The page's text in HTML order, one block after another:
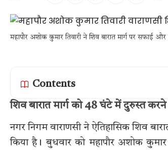
महापौर अशोक कुमार तिवारी ने शिव बारात मार्ग पर सफाई और
Contents
शिव बारात मार्ग को 48 घंटे में दुरुस्त
नगर निगम वाराणसी ने ऐतिहासिक शिव
किया है। बुधवार को महापौर अशोक